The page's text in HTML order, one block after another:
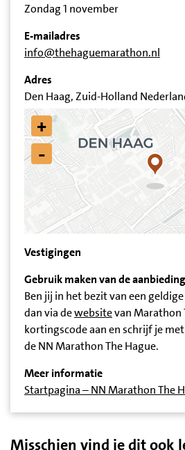
Zondag 1 november
E-mailadres
info@thehaguemarathon.nl
Adres
Den Haag, Zuid-Holland
+
-
Vestigingen
Gebruik maken van de aanbieding
Ben jij in het bezit van een
dan via dewebsitevan Marathon
kortingscode aan en schrijf je
de NN Marathon The Hague.
Meer informatie
Startpagina – NN Marathon The
Misschien vind je dit ook